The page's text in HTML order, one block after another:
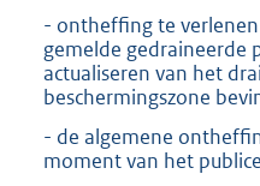
- ontheffing te
gemelde gedraineerde
actualiseren van het
beschermingszone
- de algemene
moment van het